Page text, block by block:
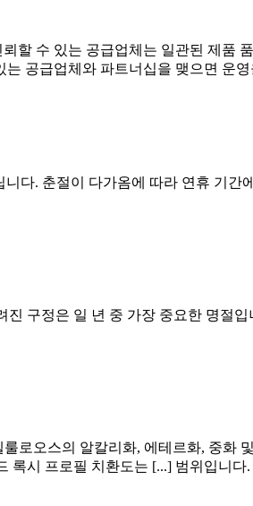
할 수 있는 공급업체는 일관된 제품
공급업체와 파트너십을 맺으면 운
다. 춘절이 다가옴에 따라 연휴 기간
구정은 일 년 중 가장 중요한 명절입
로오스의 알칼리화, 에테르화, 중화
록시 프로필 치환도는 [...] 범위입니다.